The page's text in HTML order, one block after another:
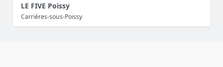
LE FIVE Poissy
Carrières-sous-Poissy